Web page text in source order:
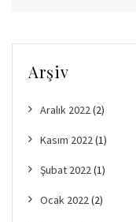
Arşiv
Aralık 2022(2)
Kasım 2022(1)
Şubat 2022(1)
Ocak 2022(2)